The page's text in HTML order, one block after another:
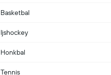
Armenië
Aruba
Australië
Azerbeidzjan
Basketbal
Ijshockey
Honkbal
Tennis